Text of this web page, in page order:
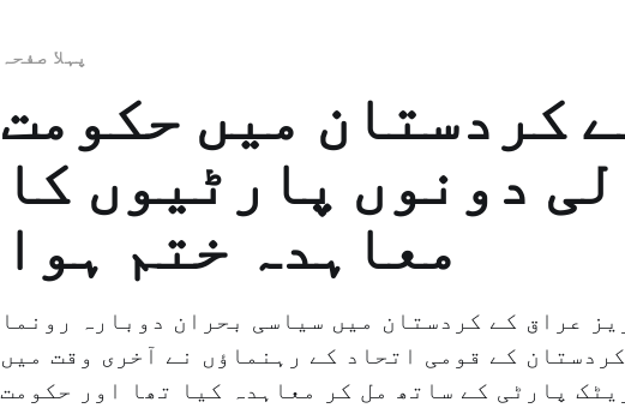
پہلا صفحہ
کردستان میں حکومت
دونوں پارٹیوں کا
معاہدہ ختم ہوا
عراق کے کردستان میں سیاسی بحران دوبارہ رونما
کے قومی اتحاد کے رہنماؤں نے آخری وقت میں
پارٹی کے ساتھ مل کر معاہدہ کیا تھا اور حکومت